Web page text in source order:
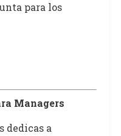
para los
Managers
dedicas a